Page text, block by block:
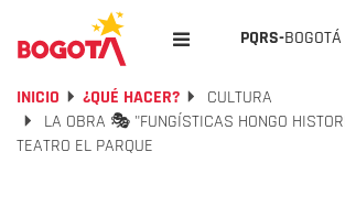
PQRS-
INICIO ¿QUÉ HACER?
CULTURA
LA OBRA 🎭 "FUNGÍSTICAS HONGO
TEATRO EL PARQUE